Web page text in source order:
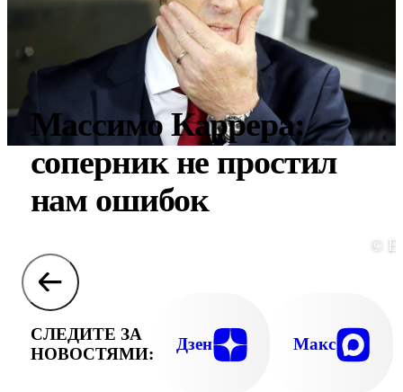
Массимо Каррера:
соперник не простил
нам ошибок
©
СЛЕДИТЕ ЗА
НОВОСТЯМИ:
Дзен Макс